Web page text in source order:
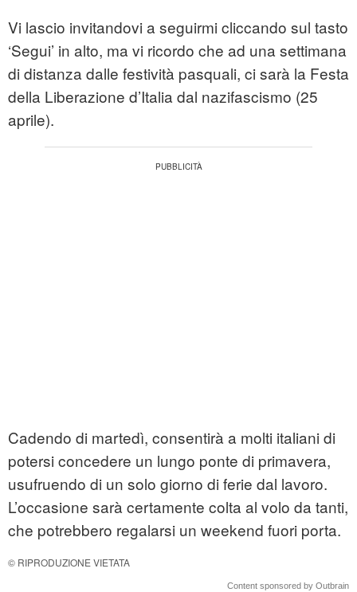
Vi lascio invitandovi a seguirmi cliccando sul tasto
‘Segui’ in alto, ma vi ricordo che ad una settimana
di distanza dalle festività pasquali, ci sarà la Festa
della Liberazione d’Italia dal nazifascismo (25
aprile).
Cadendo di martedì, consentirà a molti italiani di
potersi concedere un lungo ponte di primavera,
usufruendo di un solo giorno di ferie dal lavoro.
L’occasione sarà certamente colta al volo da tanti,
che potrebbero regalarsi un weekend fuori porta.
© RIPRODUZIONE VIETATA
Content sponsored by Outbrain